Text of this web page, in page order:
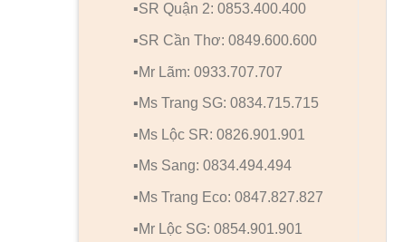
▪️SR Quận 2: 0853.400.400
▪️SR Cần Thơ: 0849.600.600
▪️Mr Lãm: 0933.707.707
▪️Ms Trang SG: 0834.715.715
▪️Ms Lộc SR: 0826.901.901
▪️Ms Sang: 0834.494.494
▪️Ms Trang Eco: 0847.827.827
▪️Mr Lộc SG: 0854.901.901